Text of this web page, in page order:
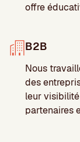
offre
B2B
Nous
des
leur
partenaires